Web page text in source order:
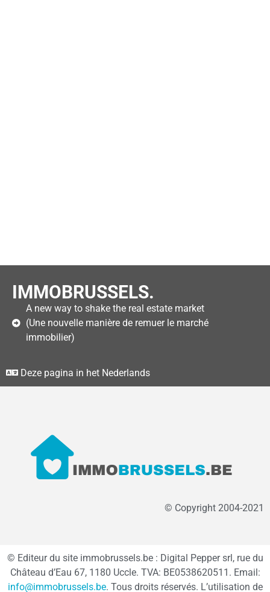
IMMOBRUSSELS.
A new way to shake the real estate market
(Une nouvelle manière de remuer le marché
immobilier)
Deze pagina in het Nederlands
© Copyright 2004-2021
© Editeur du site immobrussels.be : Digital Pepper srl, rue du
Château d’Eau 67, 1180 Uccle. TVA: BE0538620511. Email:
info@immobrussels.be. Tous droits réservés. L’utilisation de